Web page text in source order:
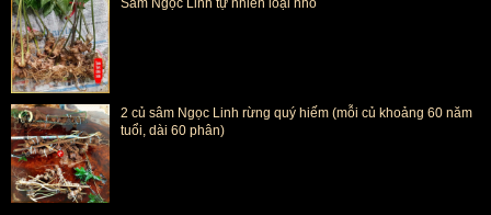
Sâm Ngọc Linh tự nhiên loại nhỏ
2 củ sâm Ngọc Linh rừng quý hiếm (mỗi củ khoảng 60 năm
tuổi, dài 60 phân)